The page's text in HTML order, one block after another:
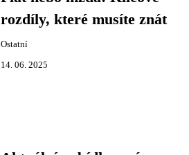
rozdíly, které musíte znát
Ostatní
14. 06. 2025